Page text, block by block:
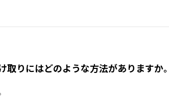
取りにはどのような方法がありますか。